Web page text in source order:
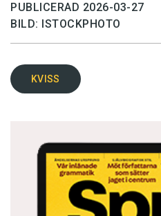
PUBLICERAD 2026-03-27
BILD: ISTOCKPHOTO
KVISS